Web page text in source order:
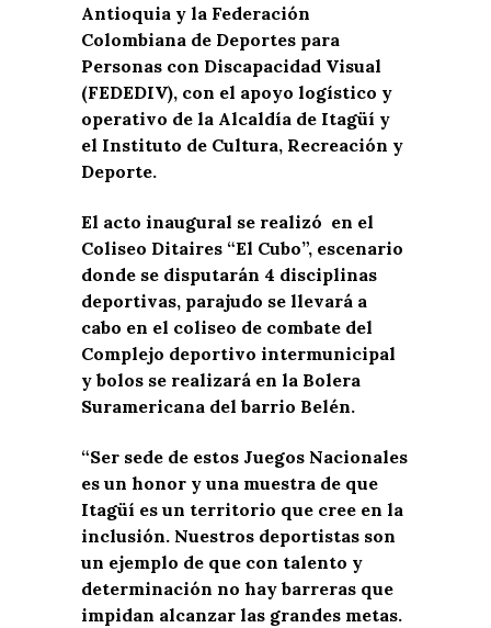
Antioquia y la Federación
Colombiana de Deportes para
Personas con Discapacidad Visual
(FEDEDIV), con el apoyo logístico y
operativo de la Alcaldía de Itagüí y
el Instituto de Cultura, Recreación y
Deporte.
El acto inaugural se realizó en el
Coliseo Ditaires “El Cubo”, escenario
donde se disputarán 4 disciplinas
deportivas, parajudo se llevará a
cabo en el coliseo de combate del
Complejo deportivo intermunicipal
y bolos se realizará en la Bolera
Suramericana del barrio Belén.
“Ser sede de estos Juegos Nacionales
es un honor y una muestra de que
Itagüí es un territorio que cree en la
inclusión. Nuestros deportistas son
un ejemplo de que con talento y
determinación no hay barreras que
impidan alcanzar las grandes metas.